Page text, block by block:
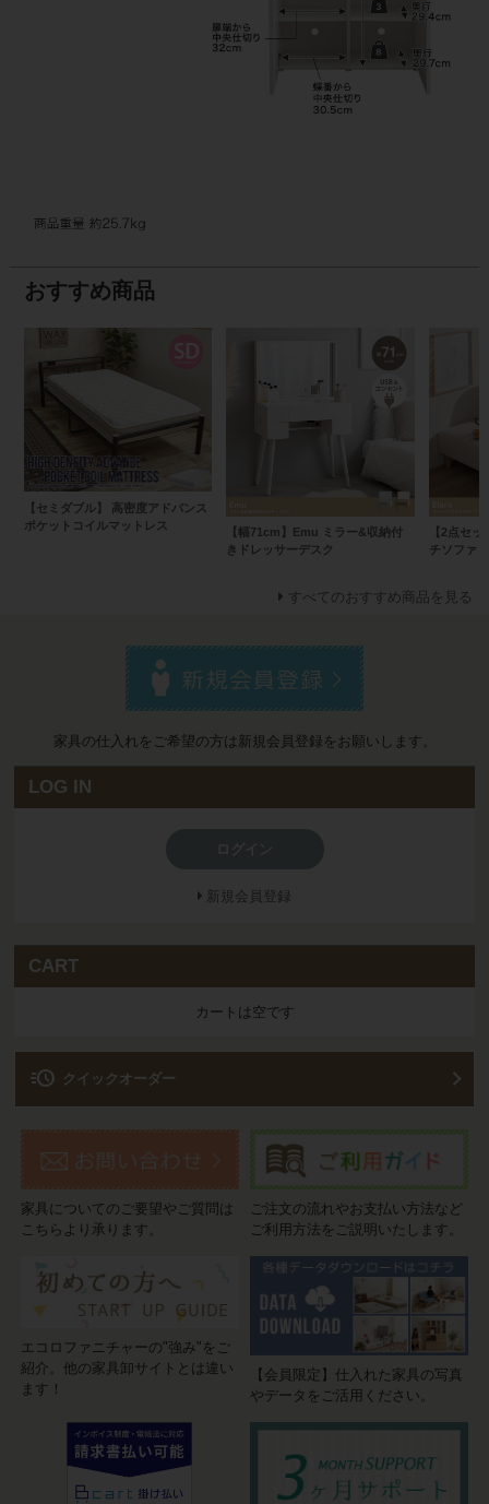
おすすめ商品
【セミダブル】 高密度アドバンス
ポケットコイルマットレス
【幅71cm】Emu ミラー&収納付
きドレッサーデスク
【2点セ
チソファ
すべてのおすすめ商品を見る
家具の仕入れをご希望の方は新規会員登録をお願いします。
LOG IN
新規会員登録
CART
カートは空です
acute クイックオーダー
家具についてのご要望やご質問は
こちらより承ります。
ご注文の流れやお支払い方法など
ご利用方法をご説明いたします。
エコロファニチャーの"強み"をご
紹介。他の家具卸サイトとは違い
ます！
【会員限定】仕入れた家具の写真
やデータをご活用ください。